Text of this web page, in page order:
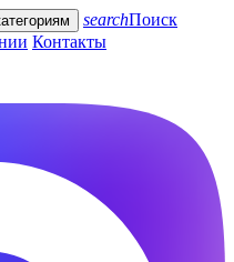
searchПоиск
Контакты